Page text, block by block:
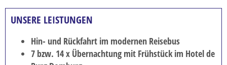
UNSERE LEISTUNGEN
Hin- und Rückfahrt im modernen Reisebus
7 bzw. 14 x Übernachtung mit Frühstück im Hotel de